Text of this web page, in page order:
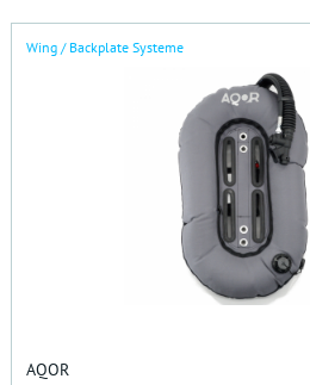
Wing / Backplate Systeme
AQOR